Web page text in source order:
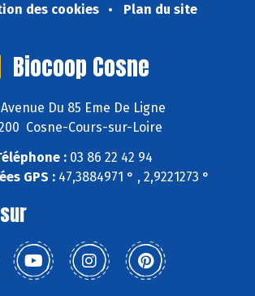
des cookies
Plan du site
Biocoop Cosne
Du 85 Eme De Ligne
Cosne-Cours-sur-Loire
:03 86 22 42 94
GPS : 47,3884971 ° , 2,9221273 °